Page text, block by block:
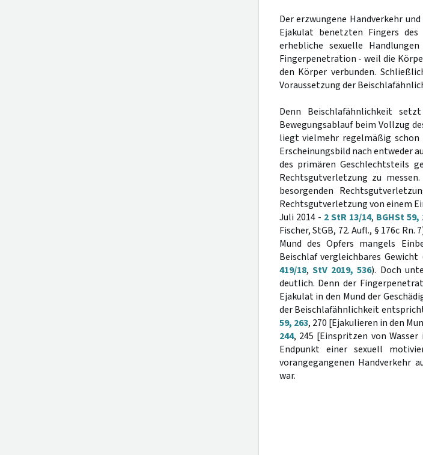
Der erzwungene Handverkehr
Ejakulat benetzten Fingers
erhebliche sexuelle
Fingerpenetration - weil die
den Körper verbunden.
Voraussetzung der
Denn Beischlafähnlichkeit
Bewegungsablauf beim Vollzug
liegt vielmehr regelmäßig schon
Erscheinungsbild nach entweder
des primären Geschlechtsteils
Rechtsgutverletzung zu
besorgenden
Rechtsgutverletzung von einem
Juli 2014 - 2 StR 13/14, BGHSt 59,
Fischer, StGB, 72. Aufl., § 176c
Mund des Opfers mangels
Beischlaf vergleichbares
419/18, StV 2019, 536). Doch
deutlich. Denn der
Ejakulat in den Mund der
der Beischlafähnlichkeit
59, 263, 270 [Ejakulieren in den
244, 245 [Einspritzen von
Endpunkt einer sexuell
vorangegangenen Handverkehr
war.